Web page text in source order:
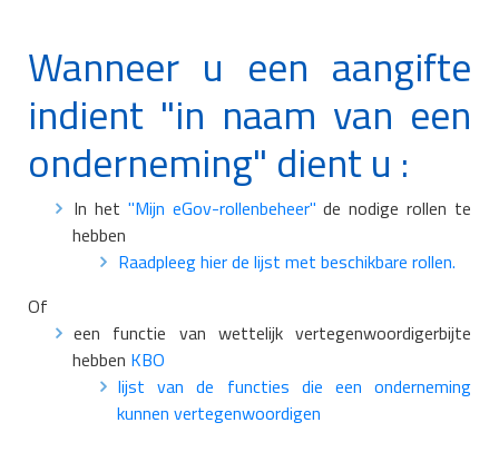
Wanneer u een aangifte
indient "in naam van een
onderneming" dient u :
In het "Mijn eGov-rollenbeheer"de nodige rollen te
hebben
Raadpleeg hier de lijst met beschikbare rollen.
Of
een functie van wettelijk vertegenwoordigerbijte
hebben KBO
lijst van de functies die een onderneming
kunnen vertegenwoordigen